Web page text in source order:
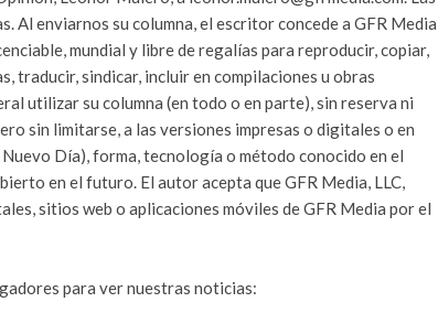
Al enviarnos su columna, el escritor concede a GFR Media
mundial y libre de regalías para reproducir, copiar,
traducir, sindicar, incluir en compilaciones u obras
utilizar su columna (en todo o en parte), sin reserva ni
sin limitarse, a las versiones impresas o digitales o en
Día), forma, tecnología o método conocido en el
en el futuro. El autor acepta que GFR Media, LLC,
sitios web o aplicaciones móviles de GFR Media por el
para ver nuestras noticias: